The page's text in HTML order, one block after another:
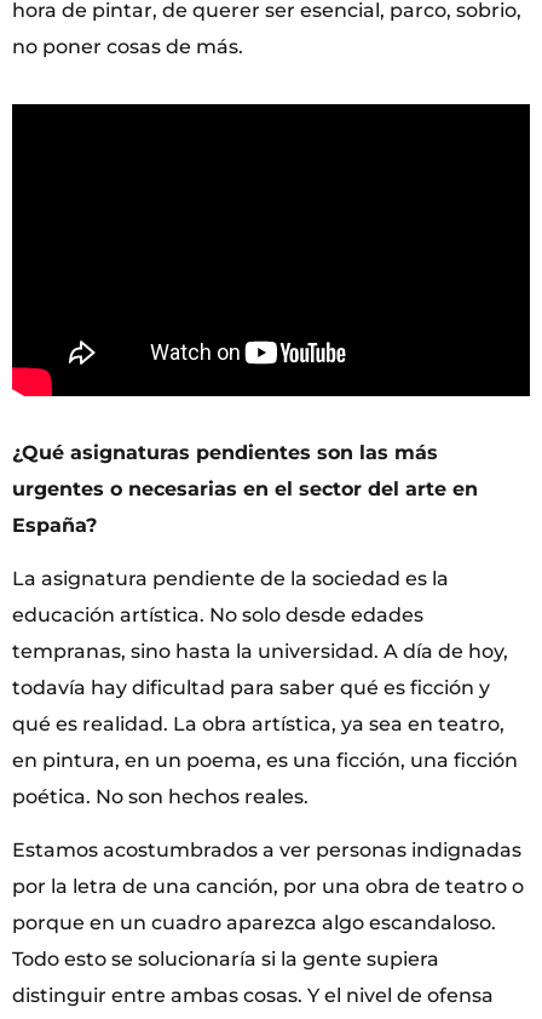
hora de pintar, de querer ser esencial, parco, sobrio,
no poner cosas de más.
¿Qué asignaturas pendientes son las más
urgentes o necesarias en el sector del arte en
España?
La asignatura pendiente de la sociedad es la
educación artística. No solo desde edades
tempranas, sino hasta la universidad. A día de hoy,
todavía hay dificultad para saber qué es ficción y
qué es realidad. La obra artística, ya sea en teatro,
en pintura, en un poema, es una ficción, una ficción
poética. No son hechos reales.
Estamos acostumbrados a ver personas indignadas
por la letra de una canción, por una obra de teatro o
porque en un cuadro aparezca algo escandaloso.
Todo esto se solucionaría si la gente supiera
distinguir entre ambas cosas. Y el nivel de ofensa